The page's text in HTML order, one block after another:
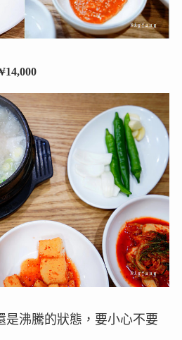
是沸騰的狀態，要小心不要